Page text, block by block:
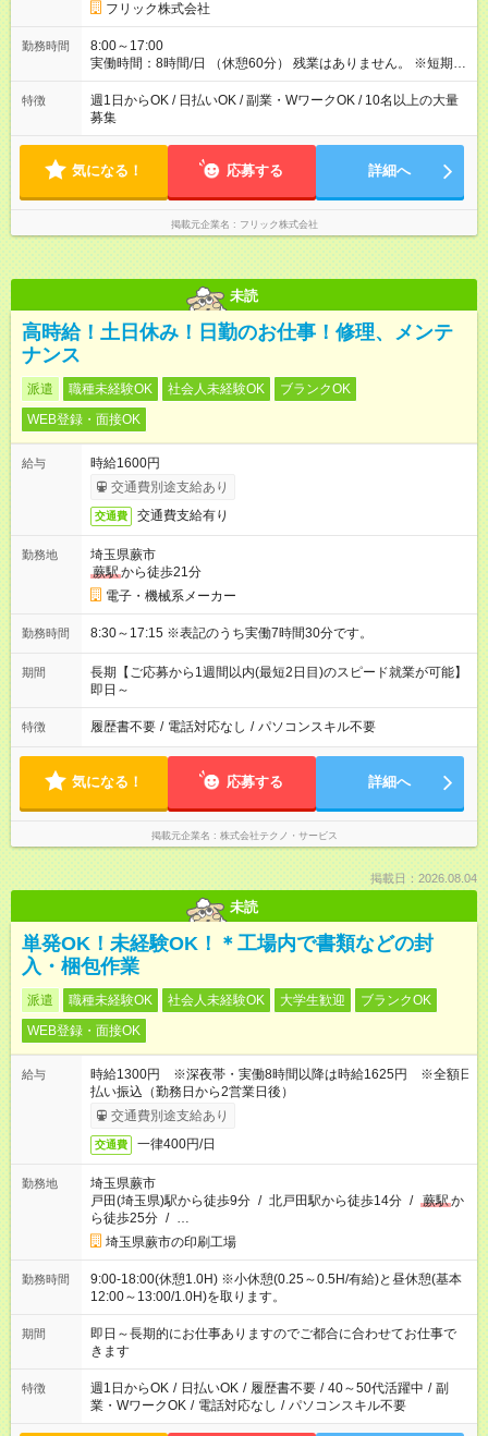
フリック株式会社
勤務時間
8:00～17:00
実働時間：8時間/日 （休憩60分） 残業はありません。 ※短期の
募集は行っておりません。予めご了承くださいませ。
特徴
週1日からOK / 日払いOK / 副業・WワークOK / 10名以上の大量
募集
気になる！ 応募する 詳細へ
掲載元企業名 フリック株式会社
未読
高時給！土日休み！日勤のお仕事！修理、メンテ
ナンス
派遣 職種未経験OK 社会人未経験OK
ブランクOK
WEB登録・面接OK
給与
時給1600円
交通費別途支給あり
交通費 交通費支給有り
勤務地
埼玉県蕨市
蕨駅から徒歩21分
電子・機械系メーカー
勤務時間 8:30～17:15 ※表記のうち実働7時間30分です。
期間
長期【ご応募から1週間以内(最短2日目)のスピード就業が可能】
即日～
特徴 履歴書不要 / 電話対応なし / パソコンスキル不要
気になる！ 応募する 詳細へ
掲載元企業名 株式会社テクノ・サービス
掲載日：2026.08.04
未読
単発OK！未経験OK！＊工場内で書類などの封
入・梱包作業
派遣 職種未経験OK 社会人未経験OK 大学生歓迎
ブランクOK
WEB登録・面接OK
給与
時給1300円 ※深夜帯・実働8時間以降は時給1625円 ※全額日
払い振込（勤務日から2営業日後）
交通費別途支給あり
交通費 一律400円/日
勤務地
埼玉県蕨市
戸田(埼玉県)駅から徒歩9分 / 北戸田駅から徒歩14分 / 蕨駅か
ら徒歩25分 / …
埼玉県蕨市の印刷工場
勤務時間
9:00-18:00(休憩1.0H) ※小休憩(0.25～0.5H/有給)と昼休憩(基本
12:00～13:00/1.0H)を取ります。
期間
即日～長期的にお仕事ありますのでご都合に合わせてお仕事で
きます
特徴 週1日からOK / 日払いOK / 履歴書不要 / 40～50代活躍中 / 副
業・WワークOK / 電話対応なし / パソコンスキル不要